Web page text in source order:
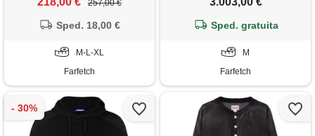
257,00 €
Sped. 18,00 €
M-L-XL
Farfetch
Sped. gratuita
M
Farfetch